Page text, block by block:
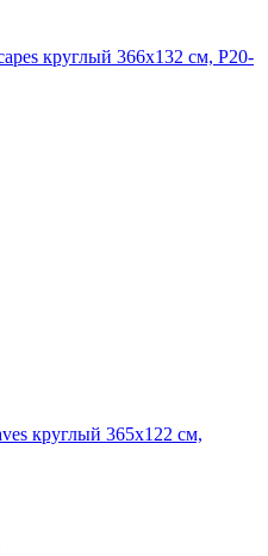
круглый 366х132 см, Р20-
круглый 365х122 см,